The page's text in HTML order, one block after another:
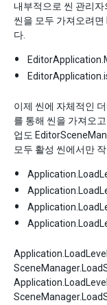
내부적으로 씬 관리
씬을 모두 가져오려
다.
이제 씬에 자체적인
를 통해 씬을 가져오
업도
모두 활성 씬에서만
Application.LoadLevel